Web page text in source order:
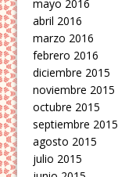
mayo 2016
abril 2016
marzo 2016
febrero 2016
diciembre 2015
noviembre 2015
octubre 2015
septiembre 2015
agosto 2015
julio 2015